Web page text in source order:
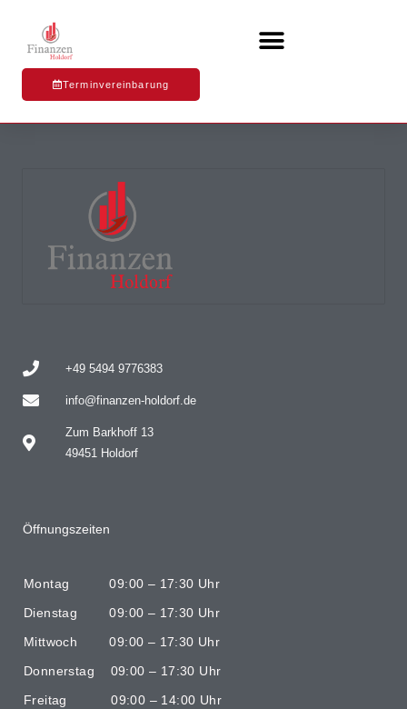
Terminvereinbarung
+49 5494 9776383
info@finanzen-holdorf.de
Zum Barkhoff 13
49451 Holdorf
Öffnungszeiten
Montag 09:00 – 17:30 Uhr
Dienstag 09:00 – 17:30 Uhr
Mittwoch 09:00 – 17:30 Uhr
Donnerstag 09:00 – 17:30 Uhr
Freitag 09:00 – 14:00 Uhr